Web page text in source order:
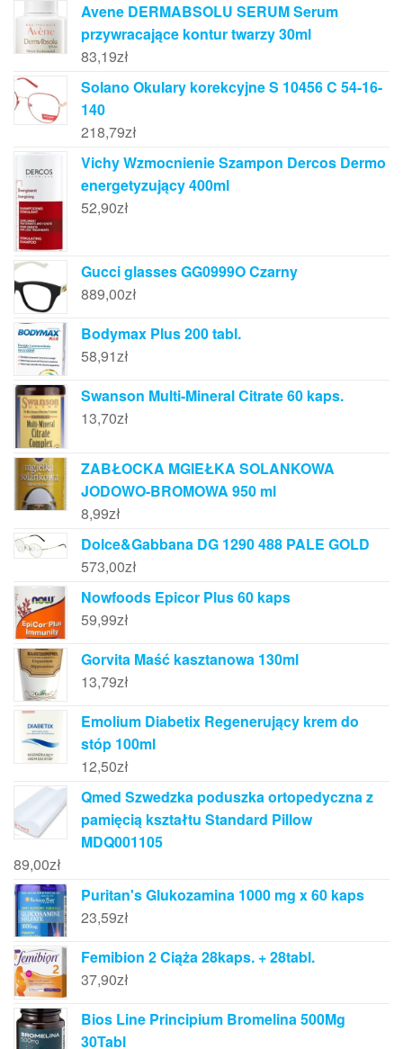
Avene DERMABSOLU SERUM Serum
przywracające kontur twarzy 30ml
83,19zł
Solano Okulary korekcyjne S 10456 C 54-16-
140
218,79zł
Vichy Wzmocnienie Szampon Dercos Dermo
energetyzujący 400ml
52,90zł
Gucci glasses GG0999O Czarny
889,00zł
Bodymax Plus 200 tabl.
58,91zł
Swanson Multi-Mineral Citrate 60 kaps.
13,70zł
ZABŁOCKA MGIEŁKA SOLANKOWA
JODOWO-BROMOWA 950 ml
8,99zł
Dolce&Gabbana DG 1290 488 PALE GOLD
573,00zł
Nowfoods Epicor Plus 60 kaps
59,99zł
Gorvita Maść kasztanowa 130ml
13,79zł
Emolium Diabetix Regenerujący krem do
stóp 100ml
12,50zł
Qmed Szwedzka poduszka ortopedyczna z
pamięcią kształtu Standard Pillow
MDQ001105
89,00zł
Puritan's Glukozamina 1000 mg x 60 kaps
23,59zł
Femibion 2 Ciąża 28kaps. + 28tabl.
37,90zł
Bios Line Principium Bromelina 500Mg
30Tabl